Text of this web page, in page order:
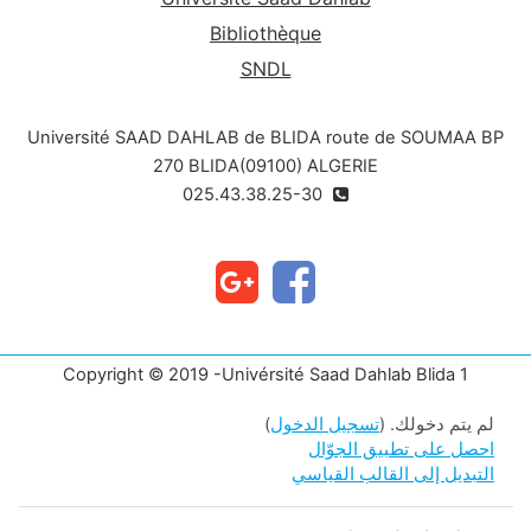
Bibliothèque
SNDL
Université SAAD DAHLAB de BLIDA route de SOUMAA BP
270 BLIDA(09100) ALGERIE
Copyright © 2019 -Univérsité Saad Dahlab Blida 1
لم يتم دخولك. (تسجيل الدخول)
احصل على تطبيق الجوّال
التبديل إلى القالب القياسي